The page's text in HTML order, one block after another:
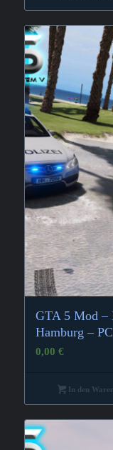
GTA 5 Mod –
Hamburg –
0,00 €
In den